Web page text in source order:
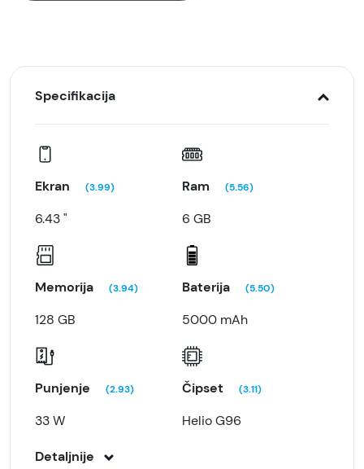
Specifikacija
Ekran (3.99)
6.43 "
Ram (5.56)
6 GB
Memorija (3.94)
128 GB
Baterija (5.50)
5000 mAh
Punjenje (2.93)
33 W
Čipset (3.11)
Helio G96
Detaljnije